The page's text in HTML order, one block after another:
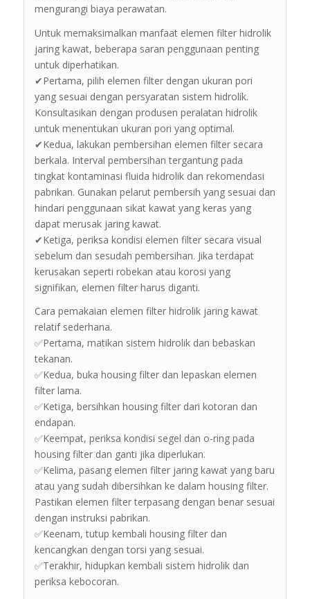
mengurangi biaya perawatan.
Untuk memaksimalkan manfaat elemen filter hidrolik
jaring kawat, beberapa saran penggunaan penting
untuk diperhatikan.
✔Pertama, pilih elemen filter dengan ukuran pori
yang sesuai dengan persyaratan sistem hidrolik.
Konsultasikan dengan produsen peralatan hidrolik
untuk menentukan ukuran pori yang optimal.
✔Kedua, lakukan pembersihan elemen filter secara
berkala. Interval pembersihan tergantung pada
tingkat kontaminasi fluida hidrolik dan rekomendasi
pabrikan. Gunakan pelarut pembersih yang sesuai dan
hindari penggunaan sikat kawat yang keras yang
dapat merusak jaring kawat.
✔Ketiga, periksa kondisi elemen filter secara visual
sebelum dan sesudah pembersihan. Jika terdapat
kerusakan seperti robekan atau korosi yang
signifikan, elemen filter harus diganti.
Cara pemakaian elemen filter hidrolik jaring kawat
relatif sederhana.
✅Pertama, matikan sistem hidrolik dan bebaskan
tekanan.
✅Kedua, buka housing filter dan lepaskan elemen
filter lama.
✅Ketiga, bersihkan housing filter dari kotoran dan
endapan.
✅Keempat, periksa kondisi segel dan o-ring pada
housing filter dan ganti jika diperlukan.
✅Kelima, pasang elemen filter jaring kawat yang baru
atau yang sudah dibersihkan ke dalam housing filter.
Pastikan elemen filter terpasang dengan benar sesuai
dengan instruksi pabrikan.
✅Keenam, tutup kembali housing filter dan
kencangkan dengan torsi yang sesuai.
✅Terakhir, hidupkan kembali sistem hidrolik dan
periksa kebocoran.